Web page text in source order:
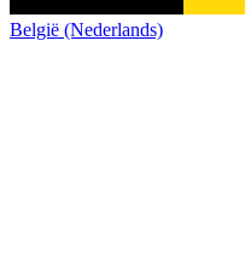
België (Nederlands)